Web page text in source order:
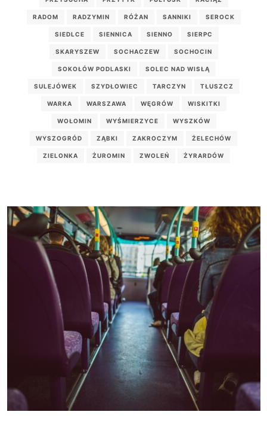
RADOM RADZYMIN RÓŻAN SANNIKI SEROCK
SIEDLCE SIENNICA SIENNO SIERPC
SKARYSZEW SOCHACZEW SOCHOCIN
SOKOŁÓW PODLASKI SOLEC NAD WISŁĄ
SULEJÓWEK SZYDŁOWIEC TARCZYN TŁUSZCZ
WARKA WARSZAWA WĘGRÓW WISKITKI
WOŁOMIN WYŚMIERZYCE WYSZKÓW
WYSZOGRÓD ZĄBKI ZAKROCZYM ŻELECHÓW
ZIELONKA ŻUROMIN ZWOLEŃ ŻYRARDÓW